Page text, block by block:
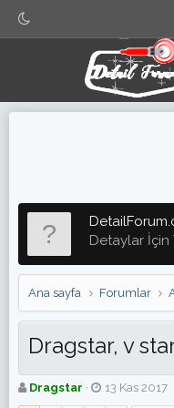
Detaylar İçin
Ana sayfa Forumlar
Dragstar, v
K
o
Dragstar
B
a
13 Kas 2017